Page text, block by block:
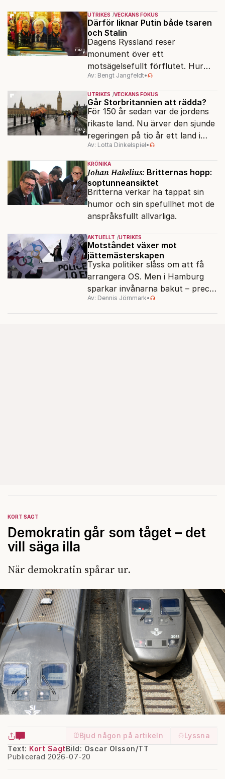
vänner.
UTRIKES VECKANS FOKUS
Därför liknar Putin både tsaren
och Stalin
Dagens Ryssland reser
monument över ett
motsägelsefullt förflutet. Hur
kunde två revolutioner förändra
hela samhället – utan att rubba
den ryska statsidén?
Av: Bengt Jangfeldt•
UTRIKES VECKANS FOKUS
Går Storbritannien att rädda?
För 150 år sedan var de jordens
rikaste land. Nu ärver den sjunde
regeringen på tio år ett land i
politiskt och ekonomiskt kaos.
Av: Lotta Dinkelspiel•
KRÖNIKA
Johan Hakelius: Britternas hopp:
soptunneansiktet
Britterna verkar ha tappat sin
humor och sin spefullhet mot de
anspråksfullt allvarliga.
AKTUELLT UTRIKES
Motståndet växer mot
jättemästerskapen
Tyska politiker slåss om att få
arrangera OS. Men i Hamburg
sparkar invånarna bakut – precis
som de gjort tidigare i Paris,
Av: Dennis Jörnmark•
KORT SAGT
Demokratin går som tåget – det
vill säga illa
När demokratin spårar ur.
Bjud någon på artikeln
Lyssna
Text: Kort Sagt
Publicerad 2026-07-20
Bild: Oscar Olsson/TT